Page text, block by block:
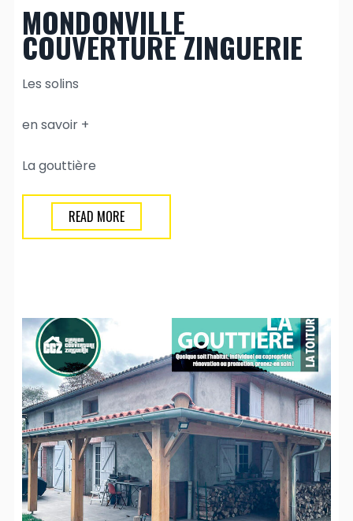
MONDONVILLE
COUVERTURE ZINGUERIE
Les solins
en savoir +
La gouttière
READ MORE